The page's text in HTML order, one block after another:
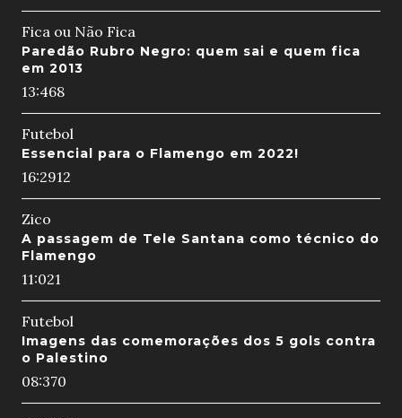
Fica ou Não Fica
Paredão Rubro Negro: quem sai e quem fica
em 2013
13:468
Futebol
Essencial para o Flamengo em 2022!
16:2912
Zico
A passagem de Tele Santana como técnico do
Flamengo
11:021
Futebol
Imagens das comemorações dos 5 gols contra
o Palestino
08:370